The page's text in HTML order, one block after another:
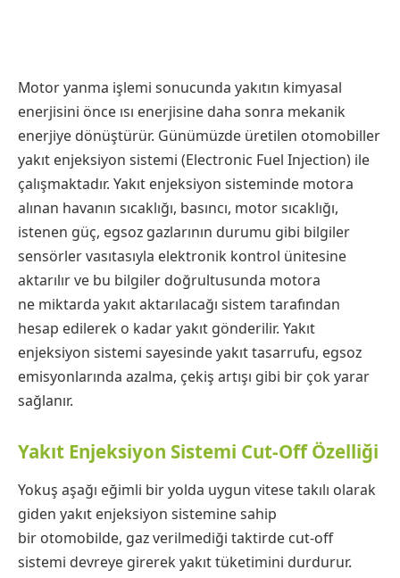
Motor yanma işlemi sonucunda yakıtın kimyasal
enerjisini önce ısı enerjisine daha sonra mekanik
enerjiye dönüştürür. Günümüzde üretilen otomobiller
yakıt enjeksiyon sistemi (Electronic Fuel Injection) ile
çalışmaktadır. Yakıt enjeksiyon sisteminde motora
alınan havanın sıcaklığı, basıncı, motor sıcaklığı,
istenen güç, egsoz gazlarının durumu gibi bilgiler
sensörler vasıtasıyla elektronik kontrol ünitesine
aktarılır ve bu bilgiler doğrultusunda motora
ne miktarda yakıt aktarılacağı sistem tarafından
hesap edilerek o kadar yakıt gönderilir. Yakıt
enjeksiyon sistemi sayesinde yakıt tasarrufu, egsoz
emisyonlarında azalma, çekiş artışı gibi bir çok yarar
sağlanır.
Yakıt Enjeksiyon Sistemi Cut-Off Özelliği
Yokuş aşağı eğimli bir yolda uygun vitese takılı olarak
giden yakıt enjeksiyon sistemine sahip
bir otomobilde, gaz verilmediği taktirde cut-off
sistemi devreye girerek yakıt tüketimini durdurur.